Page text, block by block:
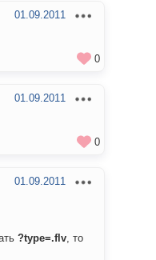
01.09.2011
0
01.09.2011
0
01.09.2011
?type=.flv, то